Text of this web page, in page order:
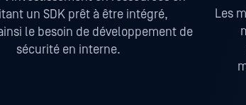
un SDK prêt à être intégré,
le besoin de développement de
sécurité en interne.
Les